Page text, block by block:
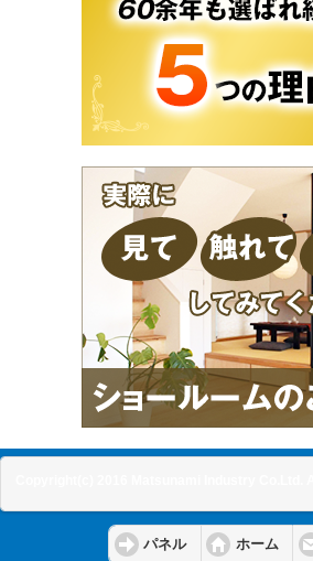
パネル ホーム